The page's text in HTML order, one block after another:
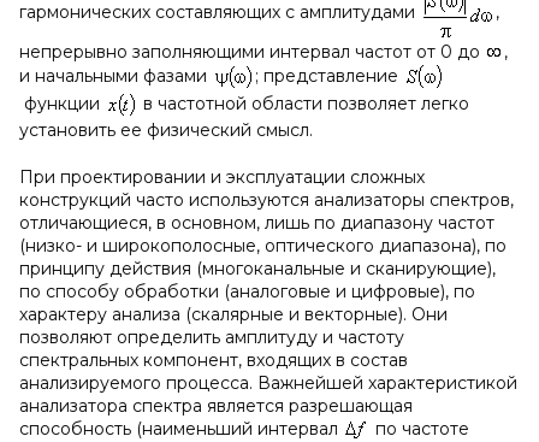
гармонических составляющих с амплитудами
,
непрерывно заполняющими интервал частот от 0 до
,
и начальными фазами
; представление
функции
в частотной области позволяет легко
установить ее физический смысл.
При проектировании и эксплуатации сложных
конструкций часто используются анализаторы спектров,
отличающиеся, в основном, лишь по диапазону частот
(низко- и широкополосные, оптического диапазона), по
принципу действия (многоканальные и сканирующие),
по способу обработки (аналоговые и цифровые), по
характеру анализа (скалярные и векторные). Они
позволяют определить амплитуду и частоту
спектральных компонент, входящих в состав
анализируемого процесса. Важнейшей характеристикой
анализатора спектра является разрешающая
способность (наименьший интервал
по частоте